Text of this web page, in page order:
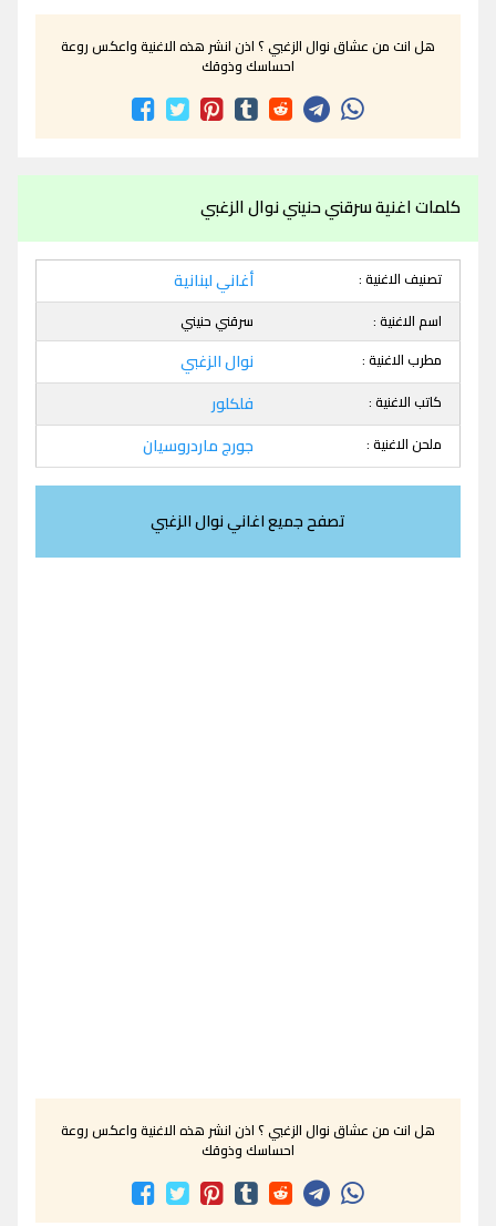
هل انت من عشاق نوال الزغبي ؟ اذن انشر هذه الاغنية واعكس روعة
احساسك وذوقك
كلمات اغنية سرقني حنيني نوال الزغبي
تصنيف الاغنية : أغاني لبنانية
اسم الاغنية :
سرقني حنيني
مطرب الاغنية :
نوال الزغبي
كاتب الاغنية : فلكلور
ملحن الاغنية : جورج ماردروسيان
تصفح جميع اغاني نوال الزغبي
هل انت من عشاق نوال الزغبي ؟ اذن انشر هذه الاغنية واعكس روعة
احساسك وذوقك